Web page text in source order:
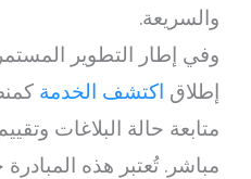
والسريعة.
وفي إطار التطوير
إطلاق اكتشف الخدمة
متابعة حالة البلاغات
مباشر. تُعتبر هذه